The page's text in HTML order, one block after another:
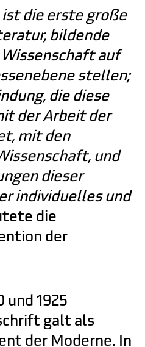
ist die erste große
bildende
auf
stellen;
die diese
der Arbeit der
mit den
und
dieser
individuelles und
die
der
und 1925
galt als
der Moderne. In